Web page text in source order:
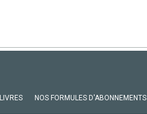
LIVRES NOS FORMULES D'ABONNEMENTS